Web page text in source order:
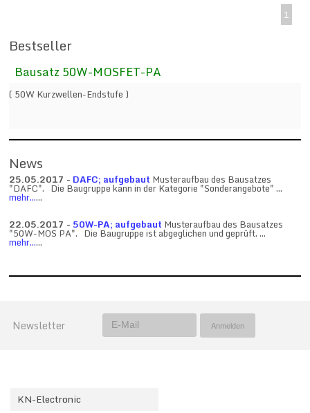
1
Bestseller
Bausatz 50W-MOSFET-PA
( 50W Kurzwellen-Endstufe )
News
25.05.2017 - DAFC; aufgebaut Musteraufbau des Bausatzes
"DAFC". Die Baugruppe kann in der Kategorie "Sonderangebote" ...
mehr......
22.05.2017 - 50W-PA; aufgebaut Musteraufbau des Bausatzes
"50W-MOS PA". Die Baugruppe ist abgeglichen und geprüft. ...
mehr......
Newsletter
KN-Electronic